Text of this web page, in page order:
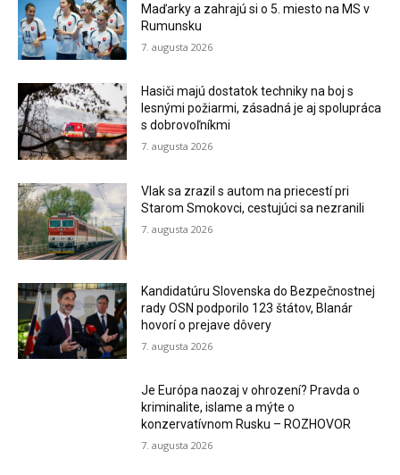
Maďarky a zahrajú si o 5. miesto na MS v
Rumunsku
7. augusta 2026
Hasiči majú dostatok techniky na boj s
lesnými požiarmi, zásadná je aj spolupráca
s dobrovoľníkmi
7. augusta 2026
Vlak sa zrazil s autom na priecestí pri
Starom Smokovci, cestujúci sa nezranili
7. augusta 2026
Kandidatúru Slovenska do Bezpečnostnej
rady OSN podporilo 123 štátov, Blanár
hovorí o prejave dôvery
7. augusta 2026
Je Európa naozaj v ohrození? Pravda o
kriminalite, islame a mýte o
konzervatívnom Rusku – ROZHOVOR
7. augusta 2026